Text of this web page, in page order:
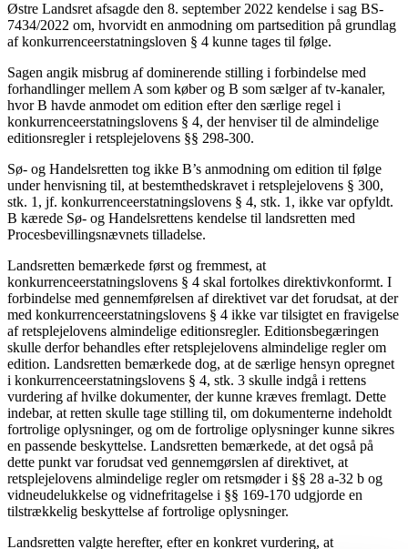
Østre Landsret afsagde den 8. september 2022 kendelse i sag BS-
7434/2022 om, hvorvidt en anmodning om partsedition på grundlag
af konkurrenceerstatningsloven § 4 kunne tages til følge.
Sagen angik misbrug af dominerende stilling i forbindelse med
forhandlinger mellem A som køber og B som sælger af tv-kanaler,
hvor B havde anmodet om edition efter den særlige regel i
konkurrenceerstatningslovens § 4, der henviser til de almindelige
editionsregler i retsplejelovens §§ 298-300.
Sø- og Handelsretten tog ikke B’s anmodning om edition til følge
under henvisning til, at bestemthedskravet i retsplejelovens § 300,
stk. 1, jf. konkurrenceerstatningslovens § 4, stk. 1, ikke var opfyldt.
B kærede Sø- og Handelsrettens kendelse til landsretten med
Procesbevillingsnævnets tilladelse.
Landsretten bemærkede først og fremmest, at
konkurrenceerstatningslovens § 4 skal fortolkes direktivkonformt. I
forbindelse med gennemførelsen af direktivet var det forudsat, at der
med konkurrenceerstatningslovens § 4 ikke var tilsigtet en fravigelse
af retsplejelovens almindelige editionsregler. Editionsbegæringen
skulle derfor behandles efter retsplejelovens almindelige regler om
edition. Landsretten bemærkede dog, at de særlige hensyn opregnet
i konkurrenceerstatningslovens § 4, stk. 3 skulle indgå i rettens
vurdering af hvilke dokumenter, der kunne kræves fremlagt. Dette
indebar, at retten skulle tage stilling til, om dokumenterne indeholdt
fortrolige oplysninger, og om de fortrolige oplysninger kunne sikres
en passende beskyttelse. Landsretten bemærkede, at det også på
dette punkt var forudsat ved gennemgørslen af direktivet, at
retsplejelovens almindelige regler om retsmøder i §§ 28 a-32 b og
vidneudelukkelse og vidnefritagelse i §§ 169-170 udgjorde en
tilstrækkelig beskyttelse af fortrolige oplysninger.
Landsretten valgte herefter, efter en konkret vurdering, at